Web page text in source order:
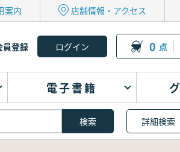
案内 店舗情報・アクセス
員登録 0 点
電子書籍
詳細検索